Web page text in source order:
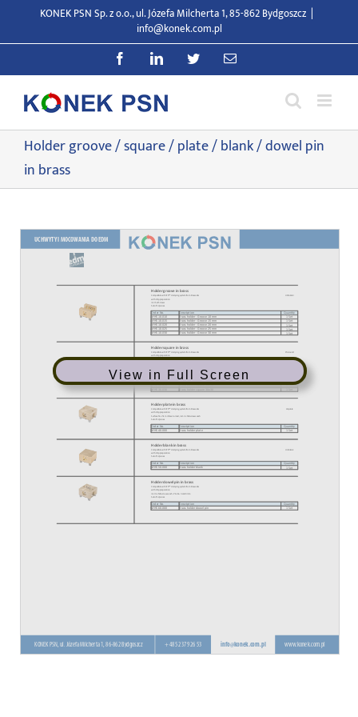
zawartości
KONEK PSN Sp. z o.o., ul. Józefa Milcherta 1, 85-862 Bydgoszcz |
info@konek.com.pl
FacebookLinkedInTwitterE-
Holder groove / square / plate / blank / dowel pin
in brass
View in Full Screen